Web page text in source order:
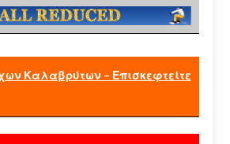
Καλαβρύτων – Επισκεφτείτε